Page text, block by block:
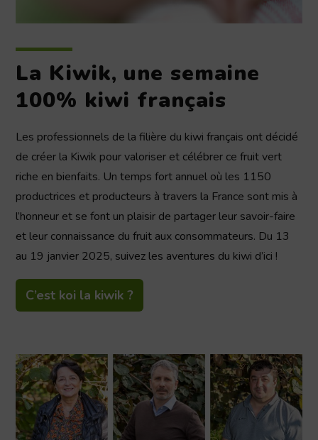
La Kiwik, une semaine
100% kiwi français
Les professionnels de la filière du kiwi français ont décidé
de créer la Kiwik pour valoriser et célébrer ce fruit vert
riche en bienfaits. Un temps fort annuel où les 1150
productrices et producteurs à travers la France sont mis à
l’honneur et se font un plaisir de partager leur savoir-faire
et leur connaissance du fruit aux consommateurs. Du 13
au 19 janvier 2025, suivez les aventures du kiwi d’ici !
C’est koi la kiwik ?